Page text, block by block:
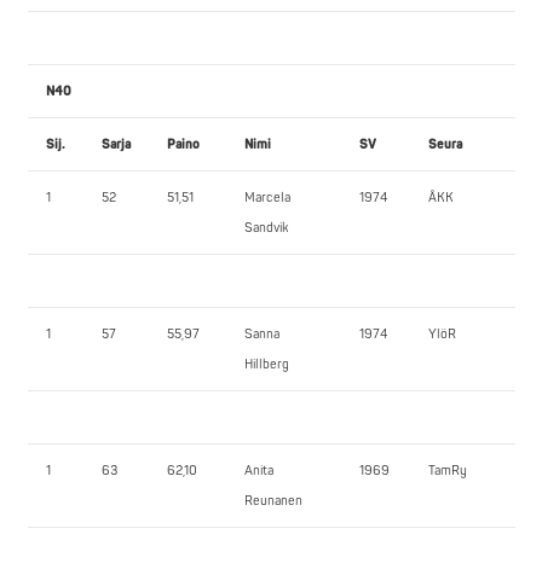
N40
Sij. Sarja Paino Nimi SV Seura
1 52 51,51
Marcela
Sandvik
1974 ÅKK
1 57 55,97
Sanna
Hillberg
1974 YlöR
1 63 62,10
Anita
Reunanen
1969 TamRy